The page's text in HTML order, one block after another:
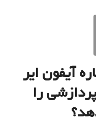
آیفون ایر
را